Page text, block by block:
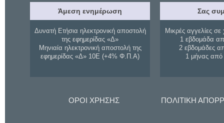
Άμεση ενημέρωση
Δυνατή Ετήσια ηλεκτρονική αποστολή
της εφημερίδας «Δ»
Μηνιαία ηλεκτρονική αποστολή της
εφημερίδας «Δ» 10Ε (+4% Φ.Π.Α)
Σας
Μικρές αγγελίες σε
1 εβδομάδα
2 εβδομάδες
1 μήνας
ΟΡΟΙ ΧΡΗΣΗΣ ΠΟΛΙΤΙΚΗ